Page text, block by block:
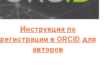
Инструкция по
регистрации в ORCID для
авторов